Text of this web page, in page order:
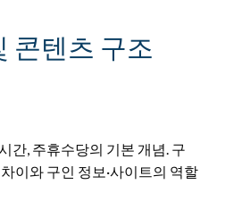
콘텐츠 구조
간, 주휴수당의 기본 개념. 구
이와 구인 정보·사이트의 역할